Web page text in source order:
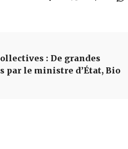
: De grandes
par le ministre d’État, Bio